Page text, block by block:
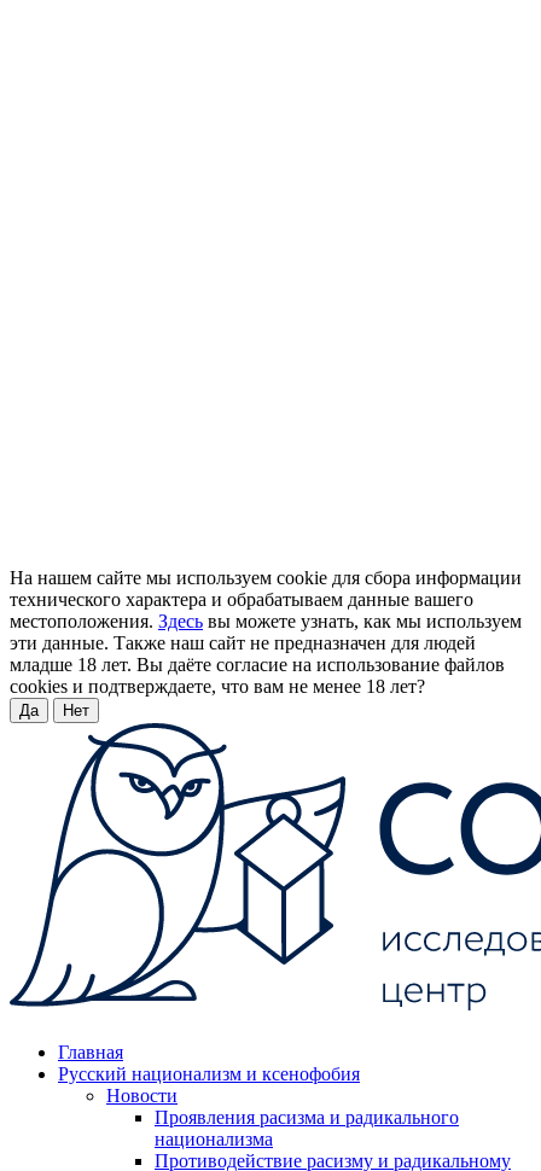
На нашем сайте мы используем cookie для сбора информации
технического характера и обрабатываем данные вашего
местоположения. Здесь вы можете узнать, как мы используем
эти данные. Также наш сайт не предназначен для людей
младше 18 лет. Вы даёте согласие на использование файлов
cookies и подтверждаете, что вам не менее 18 лет?
Да Нет
Главная
Русский национализм и ксенофобия
Новости
Проявления расизма и радикального
национализма
Противодействие расизму и радикальному